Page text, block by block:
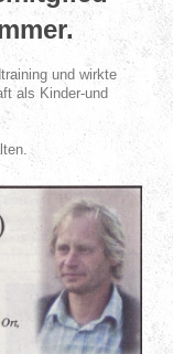
und wirkte
als Kinder-und